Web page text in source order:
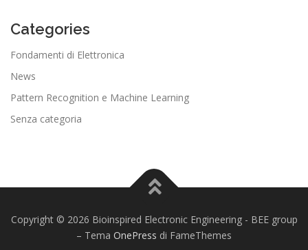
Categories
Fondamenti di Elettronica
News
Pattern Recognition e Machine Learning
Senza categoria
Copyright © 2026 Bioinspired Electronic Engineering - BEE group
– Tema OnePress di FameThemes